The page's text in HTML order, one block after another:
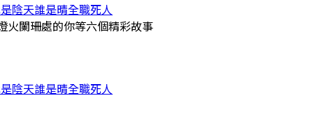
陰天誰是晴全職死人
闌珊處的你等六個精彩故事
陰天誰是晴全職死人